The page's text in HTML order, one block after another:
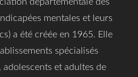
mentales et leurs
a été créée en 1965. Elle
spécialisés
et adultes de